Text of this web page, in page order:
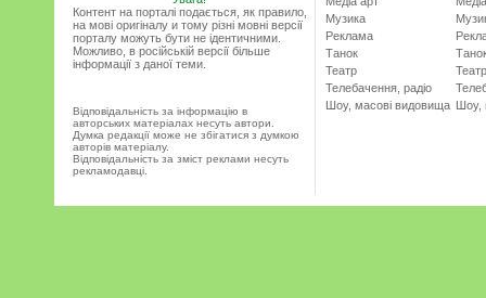
Контент на порталі подається, як правило,
на мові оригіналу и тому різні мовні версії
порталу можуть бути не ідентичними.
Можливо, в російській версії більше
інформації з даної теми.
Відповідальність за інформацію в
авторських матеріалах несуть автори.
Думка редакції може не збігатися з думкою
авторів матеріалу.
Відповідальність за зміст реклами несуть
рекламодавці.
Музика
Реклама
Танок
Театр
Телебачення, радіо
Шоу, масові видовища
Театр
Шоу,